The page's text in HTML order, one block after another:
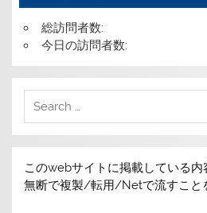
総訪問者数:
今日の訪問者数:
このwebサイトに掲載している
無断で複製/転用/Netで流すこと